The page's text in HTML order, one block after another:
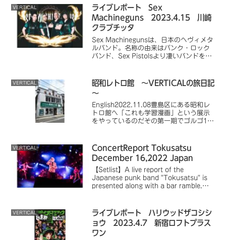
バー登場オープニングテーマに続いて...
VERTICAL
ライブレポート Sex
Machineguns 2023.4.15 川崎
クラブチッタ
Sex Machinegunsは、日本のヘヴィメタ
ルバンド。名称の由来はパンク・ロック
バンド、Sex Pistolsより凄いバンドを目
ズ・メタルの要素を併せ持つ。
VERTICAL
昭和レトロ館 ～VERTICALの旅日記
～
English2022.11.08豊島区にある昭和レ
トロ館へ「これも学習漫画」という展示
をやっているのだその第一期でゴルゴ13
を多数紹介そのすべての第一巻を展示学
研のひ...
VERTICAL
ConcertReport Tokusatsu
December 16,2022 Japan
【Setlist】A live report of the
Japanese punk band "Tokusatsu" is
presented along with a bar ramble.
VERTICAL
ライブレポート ハリウッドザコシシ
ョウ 2023.4.7 新宿ロフトプラス
ワン